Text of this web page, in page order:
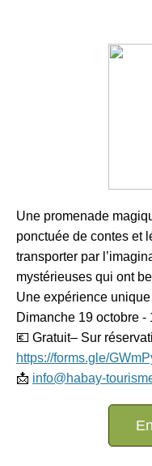
Une promenade
ponctuée de contes et
transporter par
mystérieuses qui ont
Une expérience
Dimanche 19 octobre
💶 Gratuit– Sur
https://forms.gle/
📩 info@habay-